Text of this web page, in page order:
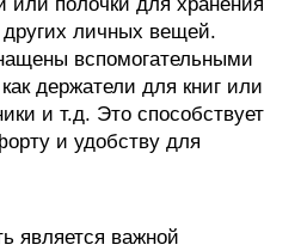
других личных вещей.
вспомогательными
держатели для книг или
и т.д. Это способствует
и удобству для
является важной